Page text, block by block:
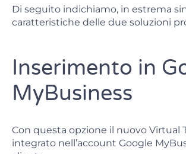
Di seguito indichiamo, in estrema
caratteristiche delle due soluzioni
Inserimento in
MyBusiness
Con questa opzione il nuovo Virtual
integrato nell’account Google